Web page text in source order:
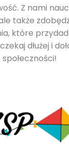
Z nami
także
które
dłużej i
społeczności!